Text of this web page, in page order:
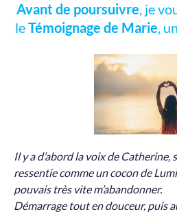
Avant de poursuivre, je
leTémoignage de Marie,
Il y a d’abord la voix de Catherine,
ressentie comme un cocon de
pouvais très vite m’abandonner.
Démarrage tout en douceur, puis